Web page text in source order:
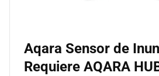
Aqara Sensor de
Requiere AQARA